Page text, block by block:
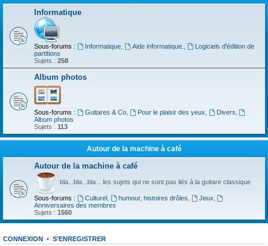
Informatique
Sous-forums : Informatique, Aide informatique.
Logiciels d'édition de
partitions
Sujets : 258
Album photos
Sous-forums : Guitares & Co, Pour le plaisir des yeux Divers
Album photos
Sujets : 113
Autour de la machine à café
Autour de la machine à café
bla...bla...bla... les sujets qui ne sont pas liés à la guitare classique
Sous-forums : Culturel, humour, histoires drôles Jeux
Anniversaires des membres
Sujets : 1560
CONNEXION • S’ENREGISTRER